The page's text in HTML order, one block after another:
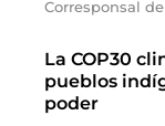
Corresponsal de
La COP30
pueblos
poder